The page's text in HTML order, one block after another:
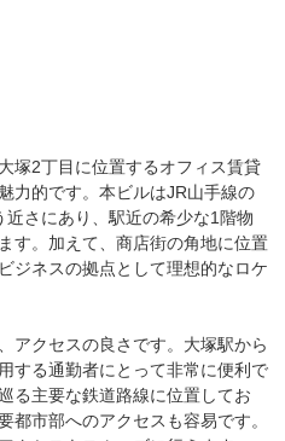
塚2丁目に位置するオフィス賃貸
力的です。本ビルはJR山手線の
さにあり、駅近の希少な1階物
す。加えて、商店街の角地に位置
ジネスの拠点として理想的なロケ
アクセスの良さです。大塚駅から
する通勤者にとって非常に便利で
る主要な鉄道路線に位置してお
都市部へのアクセスも容易です。